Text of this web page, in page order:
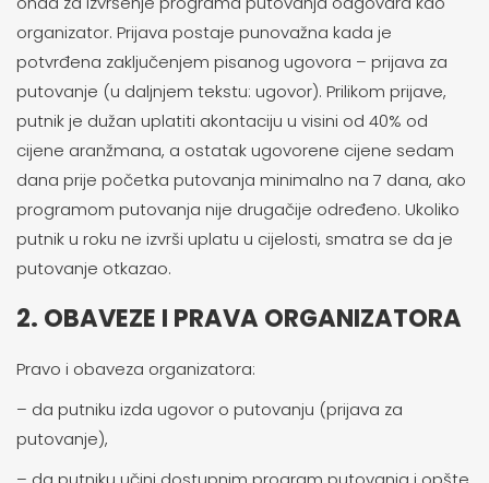
organizator. Prijava postaje punovažna kada je
potvrđena zaključenjem pisanog ugovora – prijava za
putovanje (u daljnjem tekstu: ugovor). Prilikom prijave,
putnik je dužan uplatiti akontaciju u visini od 40% od
cijene aranžmana, a ostatak ugovorene cijene sedam
dana prije početka putovanja minimalno na 7 dana, ako
programom putovanja nije drugačije određeno. Ukoliko
putnik u roku ne izvrši uplatu u cijelosti, smatra se da je
putovanje otkazao.
2. OBAVEZE I PRAVA ORGANIZATORA
Pravo i obaveza organizatora:
– da putniku izda ugovor o putovanju (prijava za
putovanje),